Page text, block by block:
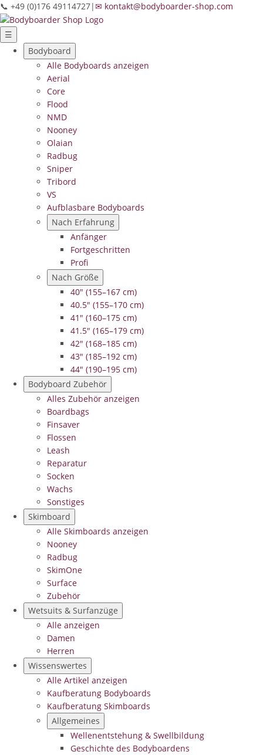
📞 +49 (0)176 49114727| ✉ kontakt@bodyboarder-shop.com
☰
Bodyboard
Alle Bodyboards anzeigen
Aerial
Core
Flood
NMD
Nooney
Olaian
Radbug
Sniper
Tribord
VS
Aufblasbare Bodyboards
Nach Erfahrung
Anfänger
Fortgeschritten
Profi
Nach Größe
40" (155–167 cm)
40.5" (155–170 cm)
41" (160–175 cm)
41.5" (165–179 cm)
42" (168–185 cm)
43" (185–192 cm)
44" (190–195 cm)
Bodyboard Zubehör
Alles Zubehör anzeigen
Boardbags
Finsaver
Flossen
Leash
Reparatur
Socken
Wachs
Sonstiges
Skimboard
Alle Skimboards anzeigen
Nooney
Radbug
SkimOne
Surface
Zubehör
Wetsuits & Surfanzüge
Alle anzeigen
Damen
Herren
Wissenswertes
Alle Artikel anzeigen
Kaufberatung Bodyboards
Kaufberatung Skimboards
Allgemeines
Wellenentstehung & Swellbildung
Geschichte des Bodyboardens